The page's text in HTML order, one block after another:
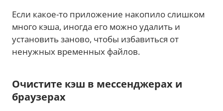
Если какое-то приложение накопило слишком
много кэша, иногда его можно удалить и
установить заново, чтобы избавиться от
ненужных временных файлов.
Очистите кэш в мессенджерах и
браузерах